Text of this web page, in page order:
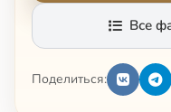
Все
Поделиться: